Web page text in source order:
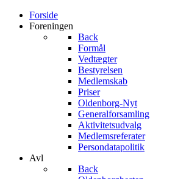
Forside
Foreningen
Back
Formål
Vedtægter
Bestyrelsen
Medlemskab
Priser
Oldenborg-Nyt
Generalforsamling
Aktivitetsudvalg
Medlemsreferater
Persondatapolitik
Avl
Back